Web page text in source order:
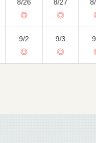
8/26
◎
8/27
◎
9/2
◎
9/3
◎